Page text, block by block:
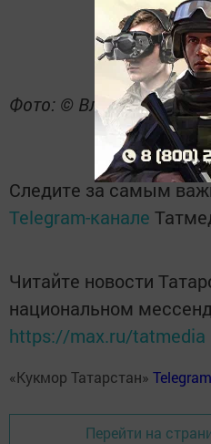
Фото: © Владимир
Следите за самым
Telegram-канале
Читайте новости
национальном
https://max.ru/tatmedia
«Кукмор Татарстан»
Перейти на